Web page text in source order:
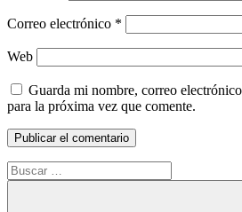
Correo electrónico *
Web
Guarda mi nombre, correo
para la próxima vez que comente.
Buscar: